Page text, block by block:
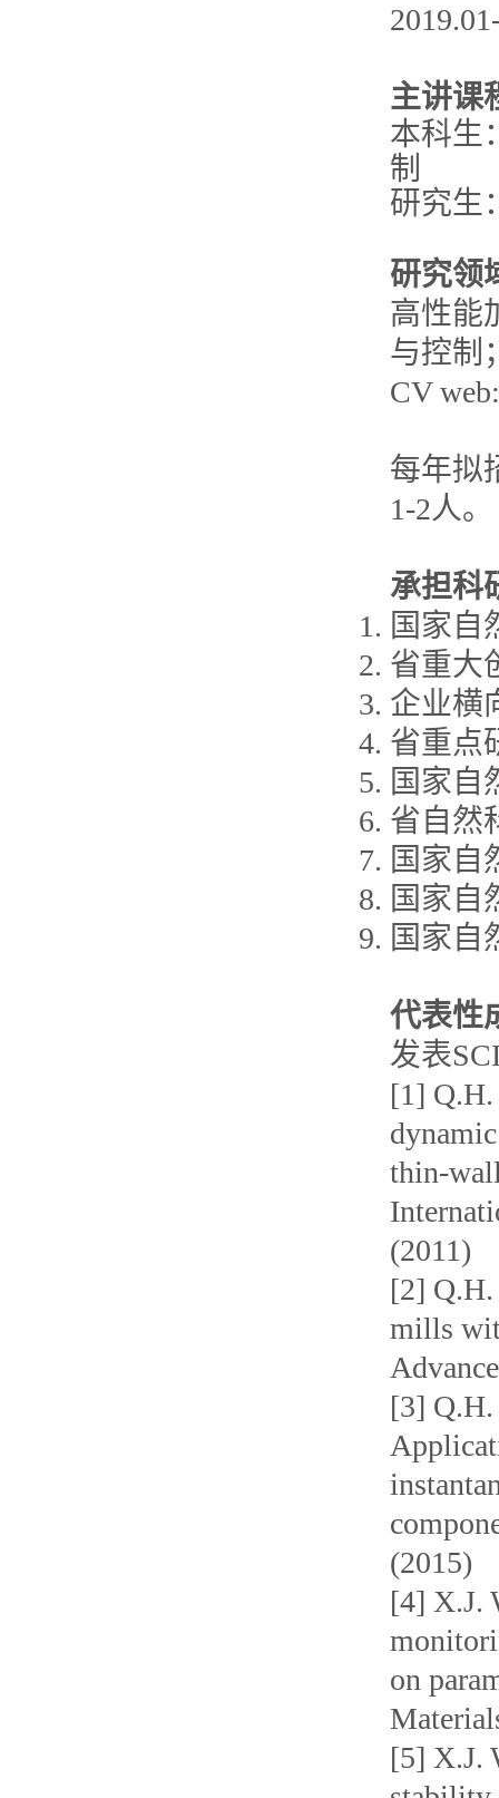
主讲课
本科生
制
研究生
研究领
高性能
与控制
CV
每年拟
1-2人。
承担科
国家自
省重大
企业横
省重点
国家自
省自然
国家自
国家自
国家自
代表性
发表
[1]
thin-
(2011)
[2]
mills
[3] Q.H.
(2015)
[4] X.J.
on
[5] X.J.